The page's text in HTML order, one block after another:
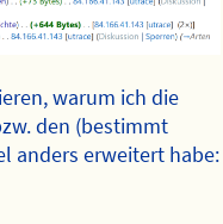
warum ich die
den (bestimmt
anders erweitert habe: